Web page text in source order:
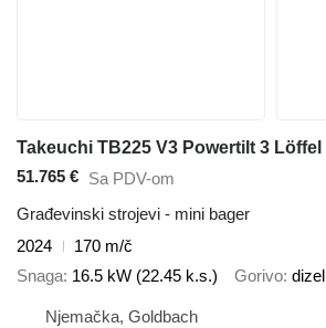
Takeuchi TB225 V3 Powertilt 3 Löffel
51.765 € Sa PDV-om
Građevinski strojevi - mini bager
2024
170 m/č
Snaga 16.5 kW (22.45 k.s.) Gorivo dizel
Njemačka, Goldbach